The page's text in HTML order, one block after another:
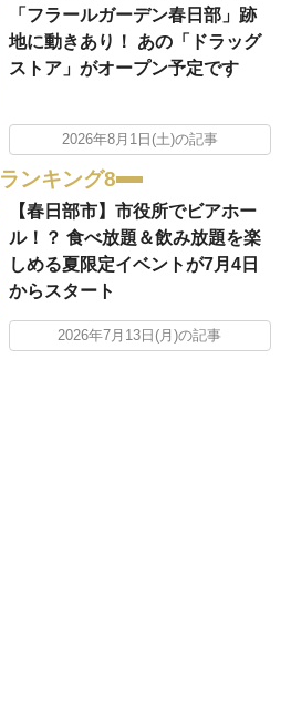
「フラールガーデン春日部」跡
地に動きあり！ あの「ドラッグ
ストア」がオープン予定です
2026年8月1日(土)の記事
ランキング8
【春日部市】市役所でビアホー
ル！？ 食べ放題＆飲み放題を楽
しめる夏限定イベントが7月4日
からスタート
2026年7月13日(月)の記事